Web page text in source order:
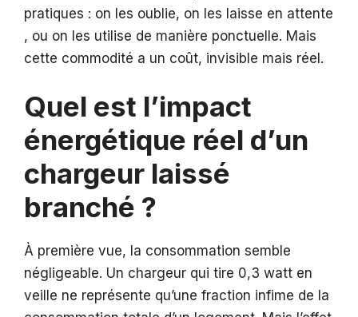
pratiques : on les oublie, on les laisse en attente
, ou on les utilise de manière ponctuelle. Mais
cette commodité a un coût, invisible mais réel.
Quel est l’impact
énergétique réel d’un
chargeur laissé
branché ?
À première vue, la consommation semble
négligeable. Un chargeur qui tire 0,3 watt en
veille ne représente qu’une fraction infime de la